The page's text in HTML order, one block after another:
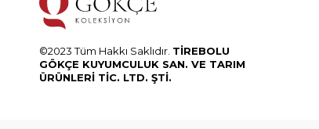
©2023 Tüm Hakkı Saklıdır. TİREBOLU
GÖKÇE KUYUMCULUK SAN. VE TARIM
ÜRÜNLERİ TİC. LTD. ŞTİ.